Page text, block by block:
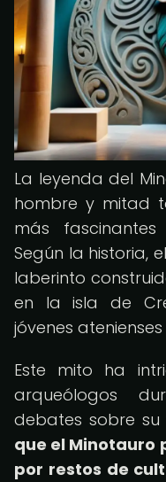
La leyenda del
hombre y mitad
más
Según la historia,
laberinto
en la isla de
jóvenes
Este mito ha
arqueólogos
debates sobre
que el Minotauro
por restos de